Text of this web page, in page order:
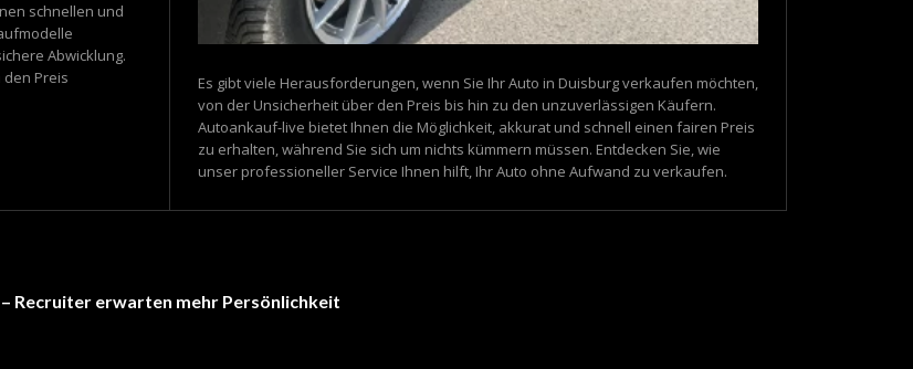
schnellen und
Abwicklung.
Preis
Es gibt viele Herausforderungen, wenn Sie Ihr Auto in Duisburg verkaufen möchten,
von der Unsicherheit über den Preis bis hin zu den unzuverlässigen Käufern.
Autoankauf-live bietet Ihnen die Möglichkeit, akkurat und schnell einen fairen Preis
zu erhalten, während Sie sich um nichts kümmern müssen. Entdecken Sie, wie
unser professioneller Service Ihnen hilft, Ihr Auto ohne Aufwand zu verkaufen.
Recruiter erwarten mehr Persönlichkeit